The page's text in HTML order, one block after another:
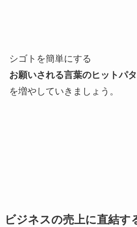
シゴトを簡単にする
お願いされる言葉のヒットパ
を増やしていきましょう。
ビジネスの売上に直結す